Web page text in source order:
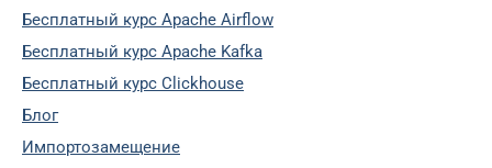
Бесплатный курс Apache Airflow
Бесплатный курс Apache Kafka
Бесплатный курс Clickhouse
Блог
Импортозамещение